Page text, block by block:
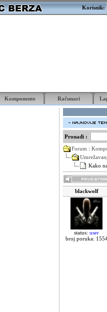
Korisnik:
Komponente Računari
Pronađi :
Forum :
Kako
blackwolf
status: user
broj poruka: